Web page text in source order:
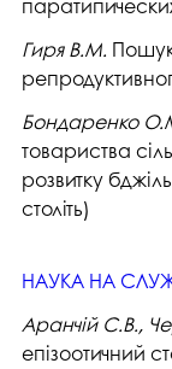
Гиря В.М.
Бондаренко
товариства
розвитку
століть)
НАУКА НА
Аранчій С.В.,
епізоотичний